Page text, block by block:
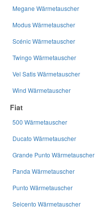
Megane Wärmetauscher
Modus Wärmetauscher
Scénic Wärmetauscher
Twingo Wärmetauscher
Vel Satis Wärmetauscher
Wind Wärmetauscher
Fiat
500 Wärmetauscher
Ducato Wärmetauscher
Grande Punto Wärmetauscher
Panda Wärmetauscher
Punto Wärmetauscher
Seicento Wärmetauscher